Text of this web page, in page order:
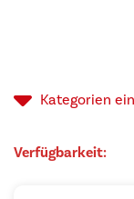
Kategorien
Verfügbarkeit: